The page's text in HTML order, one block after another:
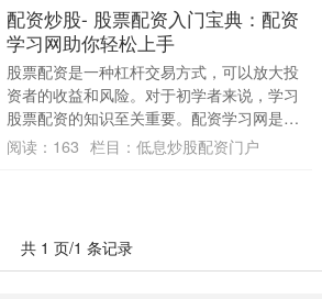
配资炒股- 股票配资入门宝典：配资
学习网助你轻松上手
股票配资是一种杠杆交易方式，可以放大投
资者的收益和风险。对于初学者来说，学习
股票配资的知识至关重要。配资学习网是一
个专门为股票配资新手打造的平台，提供全
阅读： 163 栏目： 低息炒股配资门户
共 1 页/1 条记录